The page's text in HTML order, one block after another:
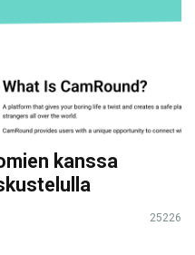
kanssa
25226